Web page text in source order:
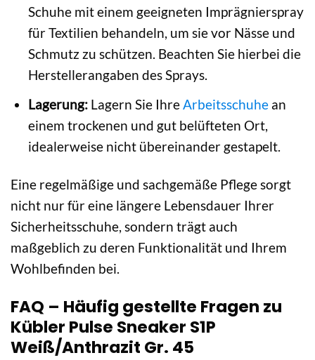
Schuhe mit einem geeigneten Imprägnierspray
für Textilien behandeln, um sie vor Nässe und
Schmutz zu schützen. Beachten Sie hierbei die
Herstellerangaben des Sprays.
Lagerung:Lagern Sie Ihre Arbeitsschuhean
einem trockenen und gut belüfteten Ort,
idealerweise nicht übereinander gestapelt.
Eine regelmäßige und sachgemäße Pflege sorgt
nicht nur für eine längere Lebensdauer Ihrer
Sicherheitsschuhe, sondern trägt auch
maßgeblich zu deren Funktionalität und Ihrem
Wohlbefinden bei.
FAQ – Häufig gestellte Fragen zu
Kübler Pulse Sneaker S1P
Weiß/Anthrazit Gr. 45